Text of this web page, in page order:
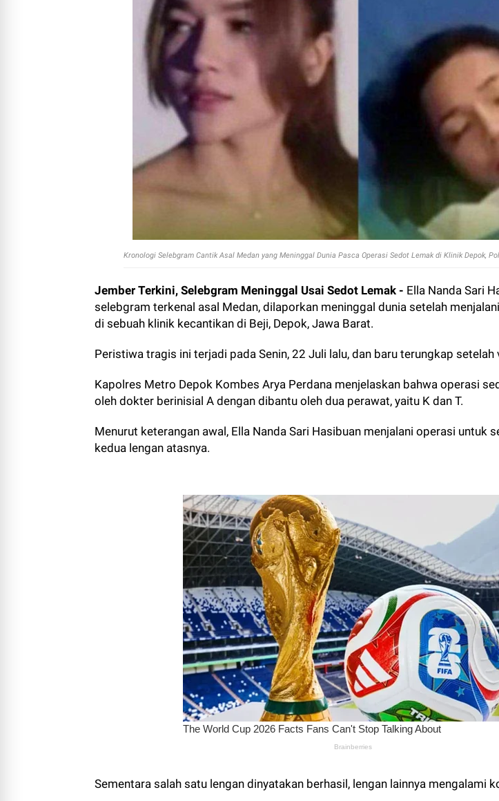
Kronologi Selebgram Cantik Asal Medan yang Meninggal Dunia Pasca Operasi Sedot Lemak di Klinik Depok,
Jember Terkini, Selebgram Meninggal Usai Sedot Lemak - Ella Nanda Sari
selebgram terkenal asal Medan, dilaporkan meninggal dunia setelah
di sebuah klinik kecantikan di Beji, Depok, Jawa Barat.
Peristiwa tragis ini terjadi pada Senin, 22 Juli lalu, dan baru terungkap setelah
Kapolres Metro Depok Kombes Arya Perdana menjelaskan bahwa operasi
oleh dokter berinisial A dengan dibantu oleh dua perawat, yaitu K dan T.
Menurut keterangan awal, Ella Nanda Sari Hasibuan menjalani operasi untuk
kedua lengan atasnya.
Sementara salah satu lengan dinyatakan berhasil, lengan lainnya mengalami